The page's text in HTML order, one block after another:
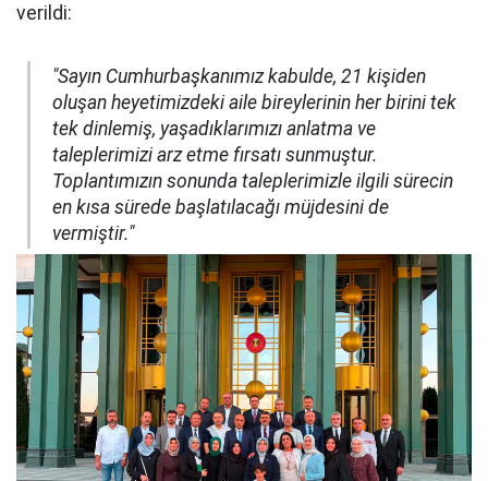
verildi:
"Sayın Cumhurbaşkanımız kabulde, 21 kişiden
oluşan heyetimizdeki aile bireylerinin her birini tek
tek dinlemiş, yaşadıklarımızı anlatma ve
taleplerimizi arz etme fırsatı sunmuştur.
Toplantımızın sonunda taleplerimizle ilgili sürecin
en kısa sürede başlatılacağı müjdesini de
vermiştir."